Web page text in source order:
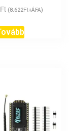
Ft (8.622Ft+ÁFA)